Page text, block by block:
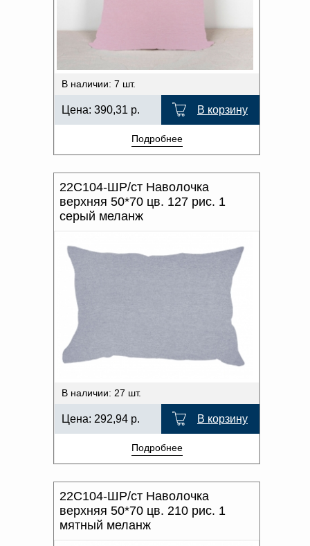
В наличии: 7 шт.
Цена: 390,31 р. В корзину
Подробнее
22С104-ШР/ст Наволочка
верхняя 50*70 цв. 127 рис. 1
серый меланж
В наличии: 27 шт.
Цена: 292,94 р. В корзину
Подробнее
22С104-ШР/ст Наволочка
верхняя 50*70 цв. 210 рис. 1
мятный меланж